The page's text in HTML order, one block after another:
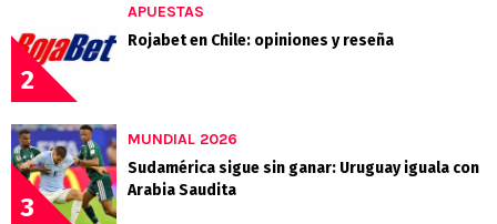
2
APUESTAS
Rojabet en Chile: opiniones y reseña
3
MUNDIAL 2026
Sudamérica sigue sin ganar: Uruguay iguala con
Arabia Saudita